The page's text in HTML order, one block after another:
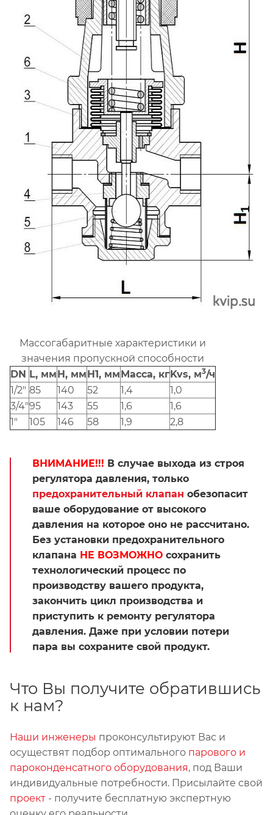
Массогабаритные характеристики и
значения пропускной способности
DN L, ммH, ммH1, ммМасса, кгKvs, м3/ч
1/2" 85 140 52 1,4
1,0
3/4"95 143 55 1,6
1,6
1"
105 146 58 1,9 2,8
ВНИМАНИЕ!!! В случае выхода из строя
регулятора давления, только
предохранительный клапан обезопасит
ваше оборудование от высокого
давления на которое оно не рассчитано.
Без установки предохранительного
клапана НЕ ВОЗМОЖНО сохранить
технологический процесс по
производству вашего продукта,
закончить цикл производства и
приступить к ремонту регулятора
давления. Даже при условии потери
пара вы сохраните свой продукт.
Что Вы получите обратившись
к нам?
Наши инженеры проконсультируют Вас и
осуществят подбор оптимального парового и
пароконденсатного оборудования, под Ваши
индивидуальные потребности. Присылайте свой
проект - получите бесплатную экспертную